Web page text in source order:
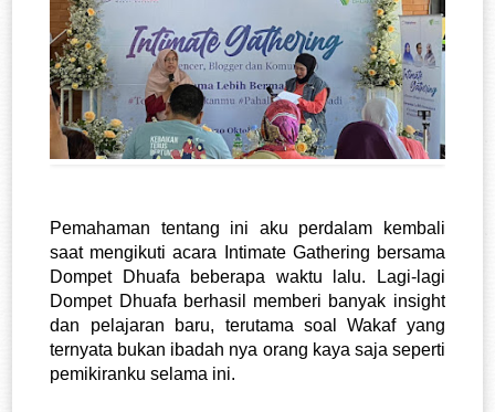
Pemahaman tentang ini aku perdalam kembali
saat mengikuti acara Intimate Gathering bersama
Dompet Dhuafa beberapa waktu lalu. Lagi-lagi
Dompet Dhuafa berhasil memberi banyak insight
dan pelajaran baru, terutama soal Wakaf yang
ternyata bukan ibadah nya orang kaya saja seperti
pemikiranku selama ini.